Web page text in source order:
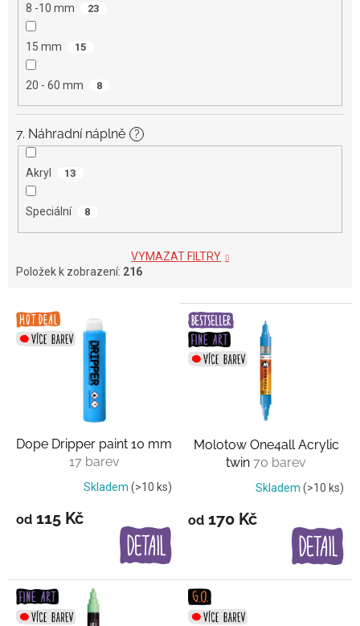
8 -10 mm 23
15 mm 15
20 - 60 mm 8
7. Náhradní náplně ?
Akryl 13
Speciální 8
VYMAZAT FILTRY
Položek k zobrazení: 216
V
p
ů
Dope Dripper paint 10 mm
17 barev
Skladem (>10 ks)
od 115 Kč
Molotow One4all Acrylic
twin 70 barev
Skladem (>10 ks)
od 170 Kč